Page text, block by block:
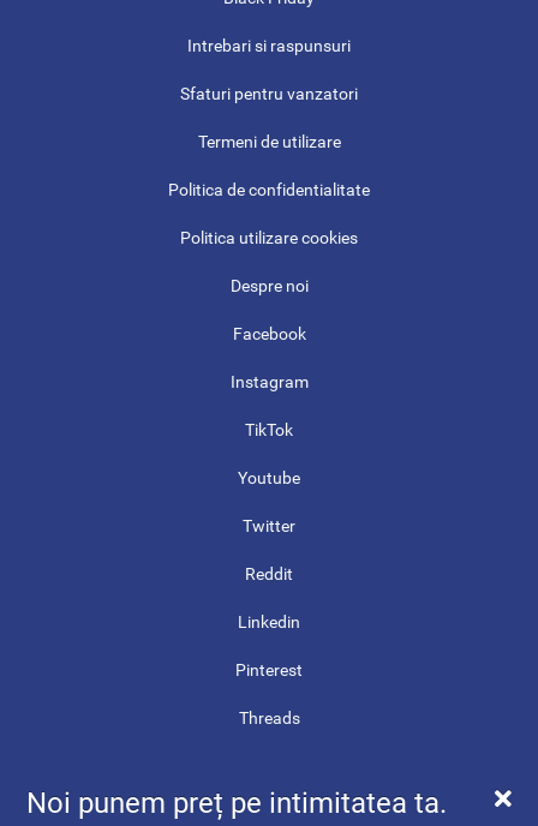
Intrebari si raspunsuri
Sfaturi pentru vanzatori
Termeni de utilizare
Politica de confidentialitate
Politica utilizare cookies
Despre noi
Facebook
Instagram
TikTok
Youtube
Twitter
Reddit
Linkedin
Pinterest
Threads
Harta site-ului
Noi punem preț pe intimitatea ta.